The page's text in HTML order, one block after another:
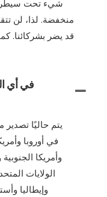
شيء تحت
منخفضة. لذا، لن
قد يضر بشركائنا.
في أي
في أوروبا
وأمريكا
الولايات
وإيطاليا